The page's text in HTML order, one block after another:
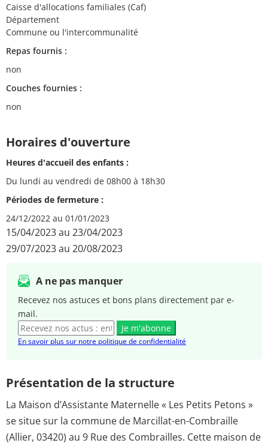
Caisse d'allocations familiales (Caf)
Département
Commune ou l'intercommunalité
Repas fournis :
non
Couches fournies :
non
Horaires d'ouverture
Heures d'accueil des enfants :
Du lundi au vendredi de 08h00 à 18h30
Périodes de fermeture :
24/12/2022 au 01/01/2023
15/04/2023 au 23/04/2023
29/07/2023 au 20/08/2023
A ne pas manquer
Recevez nos astuces et bons plans directement par e-
mail.
Je m'abonne
En savoir plus sur notre politique de confidentialité
Présentation de la structure
La Maison d’Assistante Maternelle « Les Petits Petons »
se situe sur la commune de Marcillat-en-Combraille
(Allier, 03420) au 9 Rue des Combrailles. Cette maison de